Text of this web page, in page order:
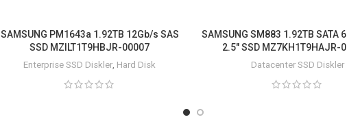
SAMSUNG PM1643a 1.92TB 12Gb/s SAS
SSD MZILT1T9HBJR-00007
Enterprise SSD Diskler, Hard Disk
SAMSUNG SM883 1.92TB SATA
2.5″ SSD MZ7KH1T9HAJR-
Datacenter SSD Diskler